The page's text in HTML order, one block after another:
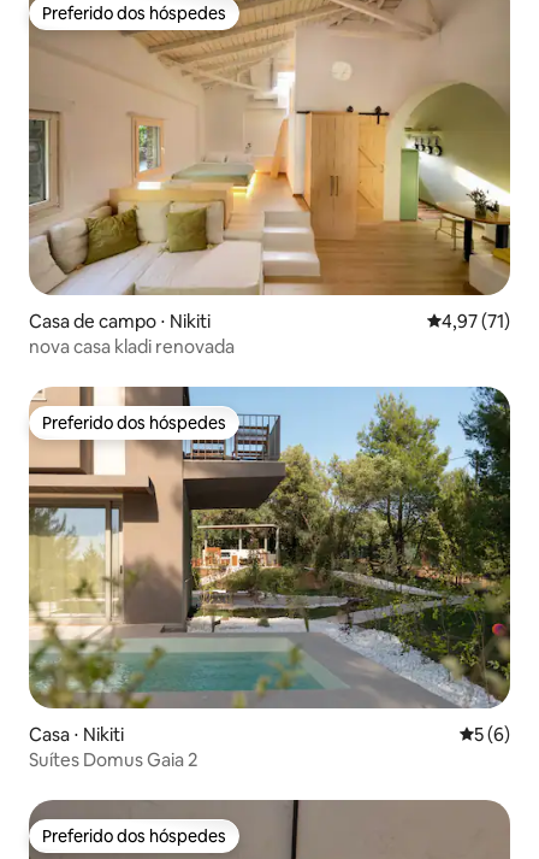
Preferido dos hóspedes
Preferido dos hóspedes
Casa de campo ⋅ Nikiti 4,97 de uma
4,97 (71)
nova casa kladi renovada
Preferido dos hóspedes
Preferido dos hóspedes
Casa ⋅ Nikiti 5 de
5 (6)
Suítes Domus Gaia 2
Preferido dos hóspedes
Preferido dos hóspedes